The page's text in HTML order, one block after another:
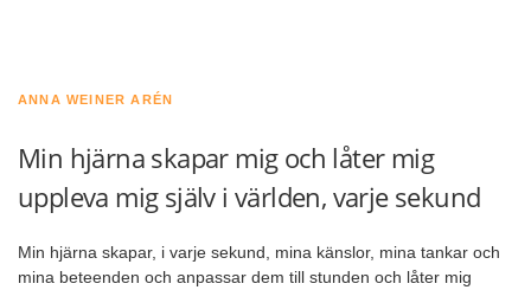
ANNA WEINER ARÉN
Min hjärna skapar mig och låter mig
uppleva mig själv i världen, varje sekund
Min hjärna skapar, i varje sekund, mina känslor, mina tankar och
mina beteenden och anpassar dem till stunden och låter mig